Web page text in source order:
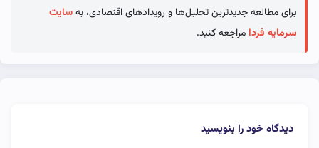
برای مطالعه جدیدترین تحلیل‌ها و رویدادهای اقتصادی، بهسایت
سرمایه فردا مراجعه کنید.
دیدگاه خود را بنویسید